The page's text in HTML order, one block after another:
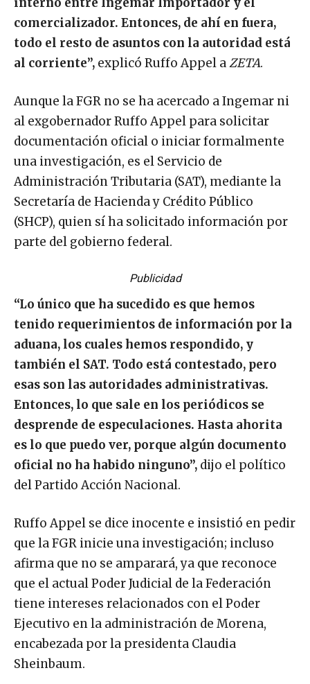
comercializador. Entonces, de ahí en fuera,
todo el resto de asuntos con la autoridad está
al corriente”, explicó Ruffo Appel aZETA.
Aunque la FGR no se ha acercado a Ingemar ni
al exgobernador Ruffo Appel para solicitar
documentación oficial o iniciar formalmente
una investigación, es el Servicio de
Administración Tributaria (SAT), mediante la
Secretaría de Hacienda y Crédito Público
(SHCP), quien sí ha solicitado información por
parte del gobierno federal.
Publicidad
“Lo único que ha sucedido es que hemos
tenido requerimientos de información por la
aduana, los cuales hemos respondido, y
también el SAT. Todo está contestado, pero
esas son las autoridades administrativas.
Entonces, lo que sale en los periódicos se
desprende de especulaciones. Hasta ahorita
es lo que puedo ver, porque algún documento
oficial no ha habido ninguno”, dijo el político
del Partido Acción Nacional.
Ruffo Appel se dice inocente e insistió en pedir
que la FGR inicie una investigación; incluso
afirma que no se amparará, ya que reconoce
que el actual Poder Judicial de la Federación
tiene intereses relacionados con el Poder
Ejecutivo en la administración de Morena,
encabezada por la presidenta Claudia
Sheinbaum.